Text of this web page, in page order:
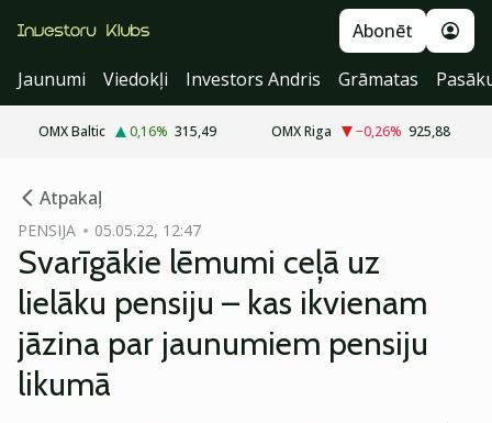
Abonēt
Jaunumi
Viedokļi Investors Andris Grāmatas
OMX Baltic 0,16% 315,49 OMX Riga −0,26% 925,88
Atpakaļ
PENSIJA 05.05.22, 12:47
Svarīgākie lēmumi ceļā uz
lielāku pensiju – kas ikvienam
jāzina par jaunumiem pensiju
likumā